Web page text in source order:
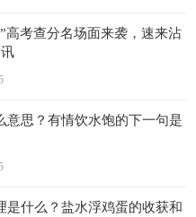
高考查分名场面来袭，速来沾
意思？有情饮水饱的下一句是
是什么？盐水浮鸡蛋的收获和